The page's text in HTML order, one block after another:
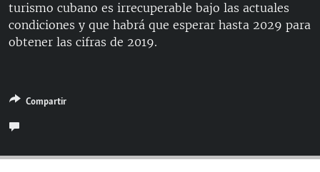
LOS SANTOS DE HIALEAH
DESINFORMACIÓN RUSA EN AMÉRICA LATINA
480p 720p 1080p 480p
720p
turismo cubano es irrecuperable bajo las actuales
condiciones y que habrá que esperar hasta 2029 para
obtener las cifras de 2019.
Compartir